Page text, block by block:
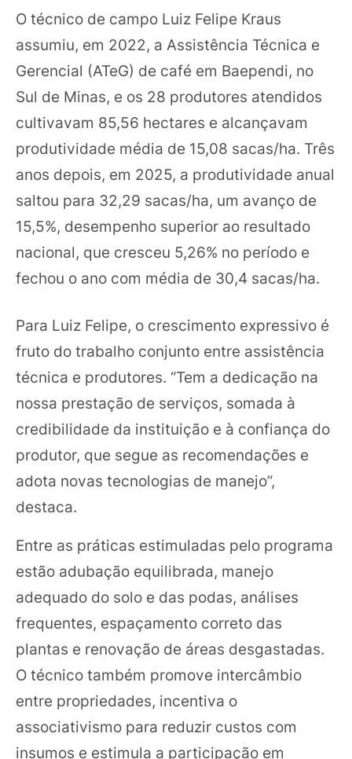
O técnico de campo Luiz Felipe Kraus
assumiu, em 2022, a Assistência Técnica e
Gerencial (ATeG) de café em Baependi, no
Sul de Minas, e os 28 produtores atendidos
cultivavam 85,56 hectares e alcançavam
produtividade média de 15,08 sacas/ha. Três
anos depois, em 2025, a produtividade anual
saltou para 32,29 sacas/ha, um avanço de
15,5%, desempenho superior ao resultado
nacional, que cresceu 5,26% no período e
fechou o ano com média de 30,4 sacas/ha.
Para Luiz Felipe, o crescimento expressivo é
fruto do trabalho conjunto entre assistência
técnica e produtores. “Tem a dedicação na
nossa prestação de serviços, somada à
credibilidade da instituição e à confiança do
produtor, que segue as recomendações e
adota novas tecnologias de manejo”,
destaca.
Entre as práticas estimuladas pelo programa
estão adubação equilibrada, manejo
adequado do solo e das podas, análises
frequentes, espaçamento correto das
plantas e renovação de áreas desgastadas.
O técnico também promove intercâmbio
entre propriedades, incentiva o
associativismo para reduzir custos com
insumos e estimula a participação em